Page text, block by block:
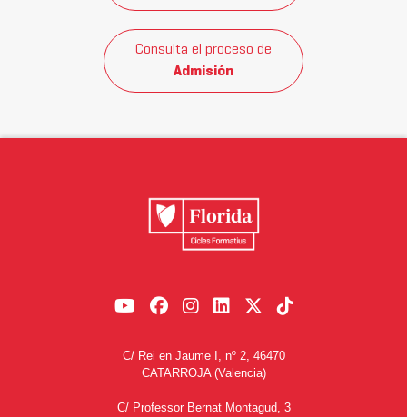
Consulta el proceso de
Admisión
C/ Rei en Jaume I, nº 2, 46470
CATARROJA (Valencia)
C/ Professor Bernat Montagud, 3